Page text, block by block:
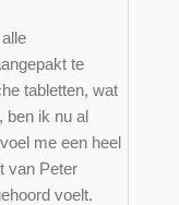
te
tabletten, wat
ben ik nu al
me een heel
van Peter
voelt.